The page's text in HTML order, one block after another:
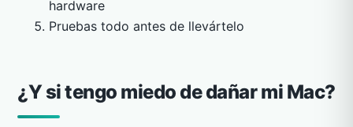
hardware
Pruebas todo antes de llevártelo
¿Y si tengo miedo de dañar mi Mac?